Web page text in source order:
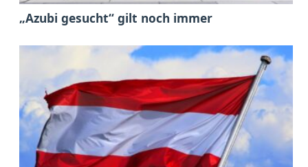
„Azubi gesucht“ gilt noch immer